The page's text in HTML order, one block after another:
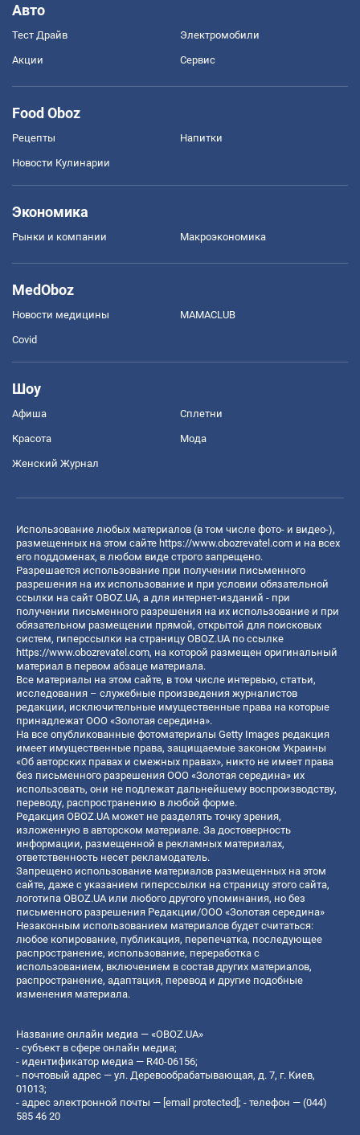
Авто
Тест Драйв Электромобили
Акции Сервис
Food Oboz
Рецепты Напитки
Новости Кулинарии
Экономика
Рынки и компании Mакроэкономика
MedOboz
Новости медицины MAMACLUB
Covid
Шоу
Афиша Сплетни
Красота Мода
Женский Журнал
Использование любых материалов (в том числе фото- и видео-),
размещенных на этом сайте https://www.obozrevatel.com и на всех
его поддоменах, в любом виде строго запрещено.
Разрешается использование при получении письменного
разрешения на их использование и при условии обязательной
ссылки на сайт OBOZ.UA, а для интернет-изданий - при
получении письменного разрешения на их использование и при
обязательном размещении прямой, открытой для поисковых
систем, гиперссылки на страницу OBOZ.UA по ссылке
https://www.obozrevatel.com, на которой размещен оригинальный
материал в первом абзаце материала.
Все материалы на этом сайте, в том числе интервью, статьи,
исследования – служебные произведения журналистов
редакции, исключительные имущественные права на которые
принадлежат ООО «Золотая середина».
На все опубликованные фотоматериалы Getty Images редакция
имеет имущественные права, защищаемые законом Украины
«Об авторских правах и смежных правах», никто не имеет права
без письменного разрешения ООО «Золотая середина» их
использовать, они не подлежат дальнейшему воспроизводству,
переводу, распространению в любой форме.
Редакция OBOZ.UA может не разделять точку зрения,
изложенную в авторском материале. За достоверность
информации, размещенной в рекламных материалах,
ответственность несет рекламодатель.
Запрещено использование материалов размещенных на этом
сайте, даже с указанием гиперссылки на страницу этого сайта,
логотипа OBOZ.UA или любого другого упоминания, но без
письменного разрешения Редакции/ООО «Золотая середина»
Незаконным использованием материалов будет считаться:
любое копирование, публикация, перепечатка, последующее
распространение, использование, переработка с
использованием, включением в состав других материалов,
распространение, адаптация, перевод и другие подобные
изменения материала.
Название онлайн медиа — «OBOZ.UA»
- субъект в сфере онлайн медиа;
- идентификатор медиа — R40-06156;
- почтовый адрес — ул. Деревообрабатывающая, д. 7, г. Киев,
01013;
- адрес электронной почты — [email protected]; - телефон — (044)
585 46 20